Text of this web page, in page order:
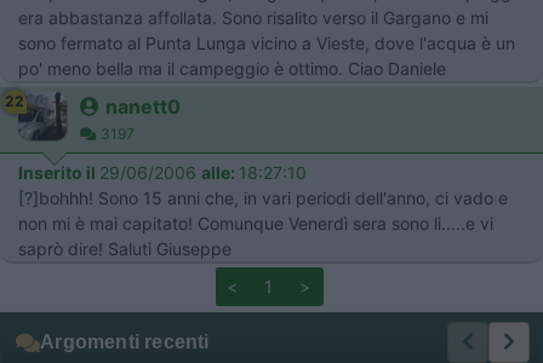
era abbastanza affollata. Sono risalito verso il Gargano e mi
sono fermato al Punta Lunga vicino a Vieste, dove l'acqua è un
po' meno bella ma il campeggio è ottimo. Ciao Daniele
22 nanett0
3197
Inserito il 29/06/2006 alle: 18:27:10
[?]bohhh! Sono 15 anni che, in vari periodi dell'anno, ci vado e
non mi è mai capitato! Comunque Venerdì sera sono li.....e vi
saprò dire! Saluti Giuseppe
<
1 >
Argomenti recenti